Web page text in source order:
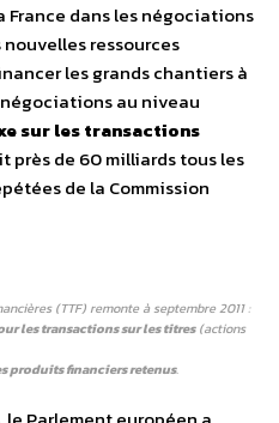
France dans les négociations
ressources
les grands chantiers à
au niveau
sur les transactions
près de 60 milliards tous les
de la Commission
(TTF) remonte à septembre 2011 :
les transactions sur les titres(actions
produits financiers retenus.